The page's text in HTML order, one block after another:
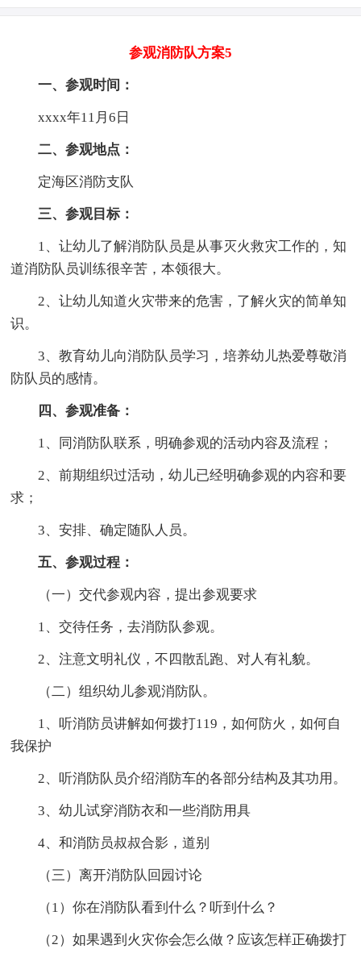
参观消防队方案5
一、参观时间：
xxxx年11月6日
二、参观地点：
定海区消防支队
三、参观目标：
1、让幼儿了解消防队员是从事灭火救灾工作的，知
道消防队员训练很辛苦，本领很大。
2、让幼儿知道火灾带来的危害，了解火灾的简单知
识。
3、教育幼儿向消防队员学习，培养幼儿热爱尊敬消
防队员的感情。
四、参观准备：
1、同消防队联系，明确参观的活动内容及流程；
2、前期组织过活动，幼儿已经明确参观的内容和要
求；
3、安排、确定随队人员。
五、参观过程：
（一）交代参观内容，提出参观要求
1、交待任务，去消防队参观。
2、注意文明礼仪，不四散乱跑、对人有礼貌。
（二）组织幼儿参观消防队。
1、听消防员讲解如何拨打119，如何防火，如何自
我保护
2、听消防队员介绍消防车的各部分结构及其功用。
3、幼儿试穿消防衣和一些消防用具
4、和消防员叔叔合影，道别
（三）离开消防队回园讨论
（1）你在消防队看到什么？听到什么？
（2）如果遇到火灾你会怎么做？应该怎样正确拨打